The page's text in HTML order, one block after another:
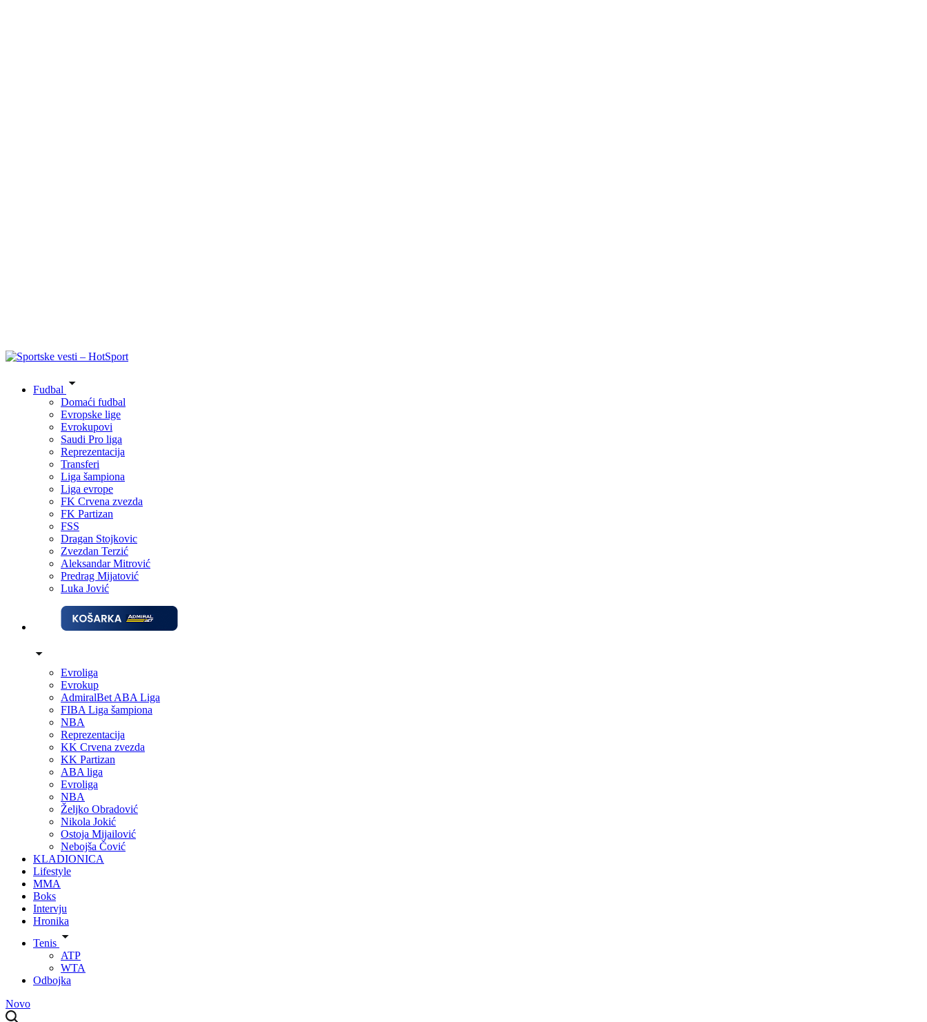
Fudbal
Domaći fudbal
Evropske lige
Evrokupovi
Saudi Pro liga
Reprezentacija
Transferi
Liga šampiona
Liga evrope
FK Crvena zvezda
FK Partizan
FSS
Dragan Stojkovic
Zvezdan Terzić
Aleksandar Mitrović
Predrag Mijatović
Luka Jović
Evroliga
Evrokup
AdmiralBet ABA Liga
FIBA Liga šampiona
NBA
Reprezentacija
KK Crvena zvezda
KK Partizan
ABA liga
Evroliga
NBA
Željko Obradović
Nikola Jokić
Ostoja Mijailović
Nebojša Čović
KLADIONICA
Lifestyle
MMA
Boks
Intervju
Hronika
Tenis
ATP
WTA
Odbojka
Novo